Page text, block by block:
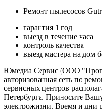
Ремонт пылесосов
гарантия 1 год
выезд в течение часа
контроль качества
выезд мастера на дом
Юмедиа Сервис (ООО
авторизованная сеть по
сервисных центров
Петербурга. Приносите
электрожизни. Время и дни